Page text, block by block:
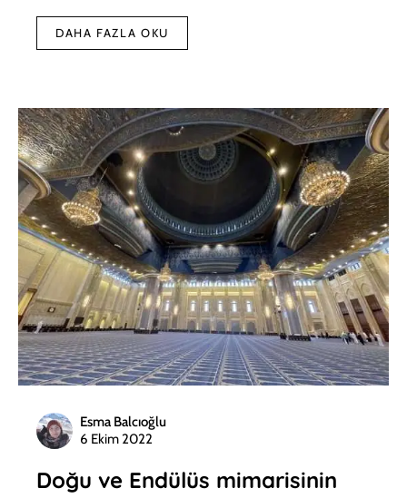
DAHA FAZLA OKU
Esma Balcıoğlu
6 Ekim 2022
Doğu ve Endülüs mimarisinin